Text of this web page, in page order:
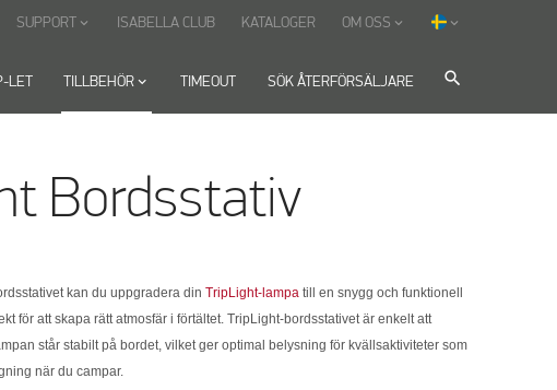
LET TILLBEHÖR keyboard_arrow_down TIMEOUT SÖK ÅTERFÖRSÄLJARE search
SUPPORT keyboard_arrow_down ISABELLA CLUB KATALOGER OM OSS keyboard_arrow_down keyboard_arrow_down
Bordsstativ
kan du uppgradera dinTripLight-lampa till en snygg och funktionell
för att skapa rätt atmosfär i förtältet. TripLight-bordsstativet är enkelt att
står stabilt på bordet, vilket ger optimal belysning för kvällsaktiviteter som
när du campar.